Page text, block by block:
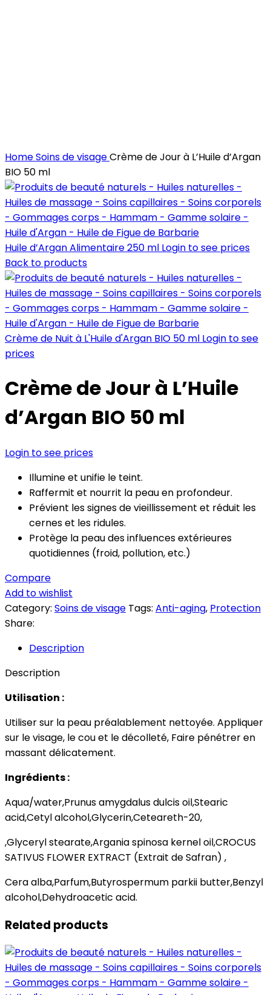
HomeSoins de visageCrème de Jour à L’Huile d’Argan
BIO 50 ml
Huile d’Argan Alimentaire 250 ml Login to see prices
Back to products
Crème de Nuit à L'Huile d'Argan BIO 50 ml Login to see
prices
Crème de Jour à L’Huile
d’Argan BIO 50 ml
Login to see prices
Illumine et unifie le teint.
Raffermit et nourrit la peau en profondeur.
Prévient les signes de vieillissement et réduit les
cernes et les ridules.
Protège la peau des influences extérieures
quotidiennes (froid, pollution, etc.)
Compare
Add to wishlist
Category: Soins de visage Tags: Anti-aging, Protection
Share:
Description
Description
Utilisation :
Utiliser sur la peau préalablement nettoyée. Appliquer
sur le visage, le cou et le décolleté, Faire pénétrer en
massant délicatement.
Ingrédients :
Aqua/water,Prunus amygdalus dulcis oil,Stearic
acid,Cetyl alcohol,Glycerin,Ceteareth-20,
,Glyceryl stearate,Argania spinosa kernel oil,CROCUS
SATIVUS FLOWER EXTRACT (Extrait de Safran) ,
Cera alba,Parfum,Butyrospermum parkii butter,Benzyl
alcohol,Dehydroacetic acid.
Related products